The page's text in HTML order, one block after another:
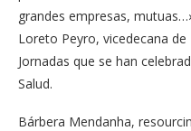
grandes empresas,
Loreto Peyro, vicedecana de
Jornadas que se han
Salud.
Bárbera Mendanha,